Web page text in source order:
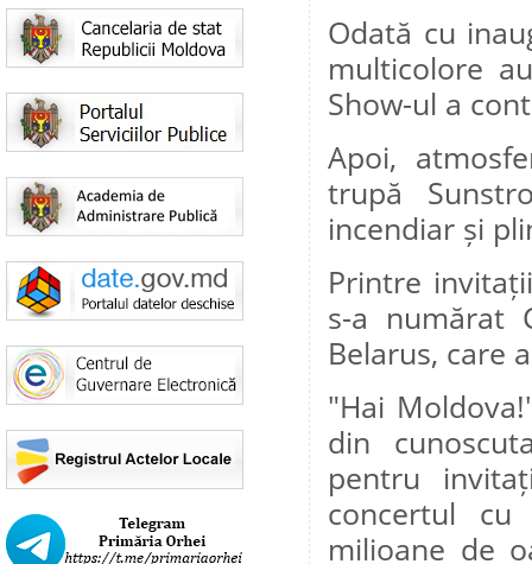
Odată cu
multicolore
Show-ul a
Apoi,
trupă
incendiar și
Printre
s-a numărat
Belarus, care
"Hai
din
pentru
concertul cu
milioane de